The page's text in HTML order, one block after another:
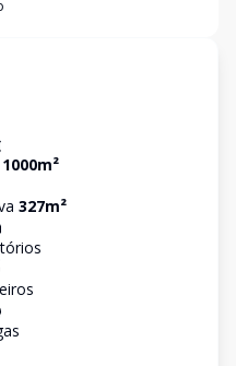
1000m²
327m²
s
s
s